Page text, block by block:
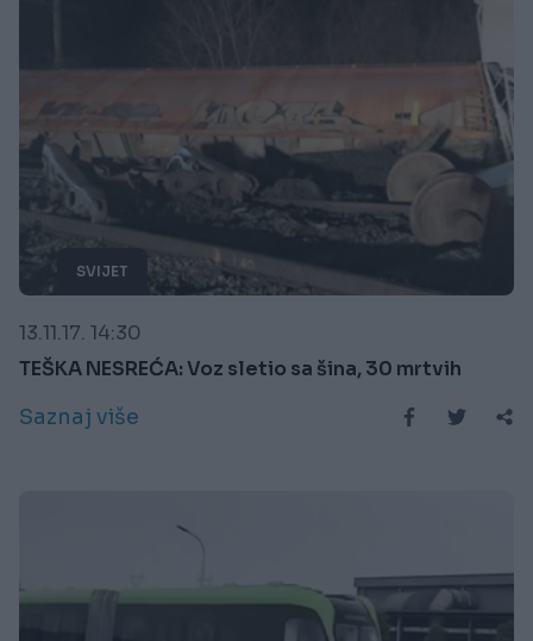
SVIJET
13.11.17. 14:30
TEŠKA NESREĆA: Voz sletio sa šina, 30 mrtvih
Saznaj više